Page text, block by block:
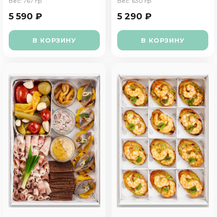
5 590 ₽
В КОРЗИНУ
5 290 ₽
В КОРЗИНУ